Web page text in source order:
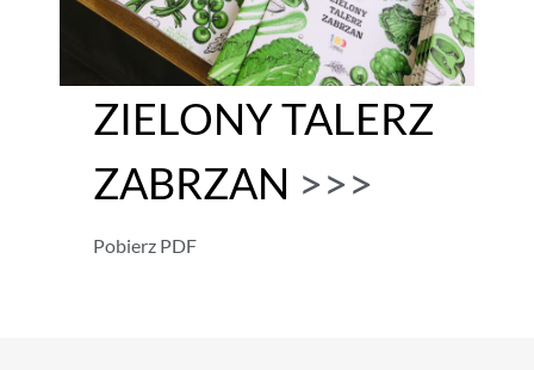
ZIELONY TALERZ
ZABRZAN >>>
Pobierz PDF